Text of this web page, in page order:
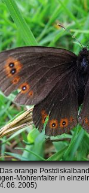
Das orange
Mohrenfalter in
06. 2005)